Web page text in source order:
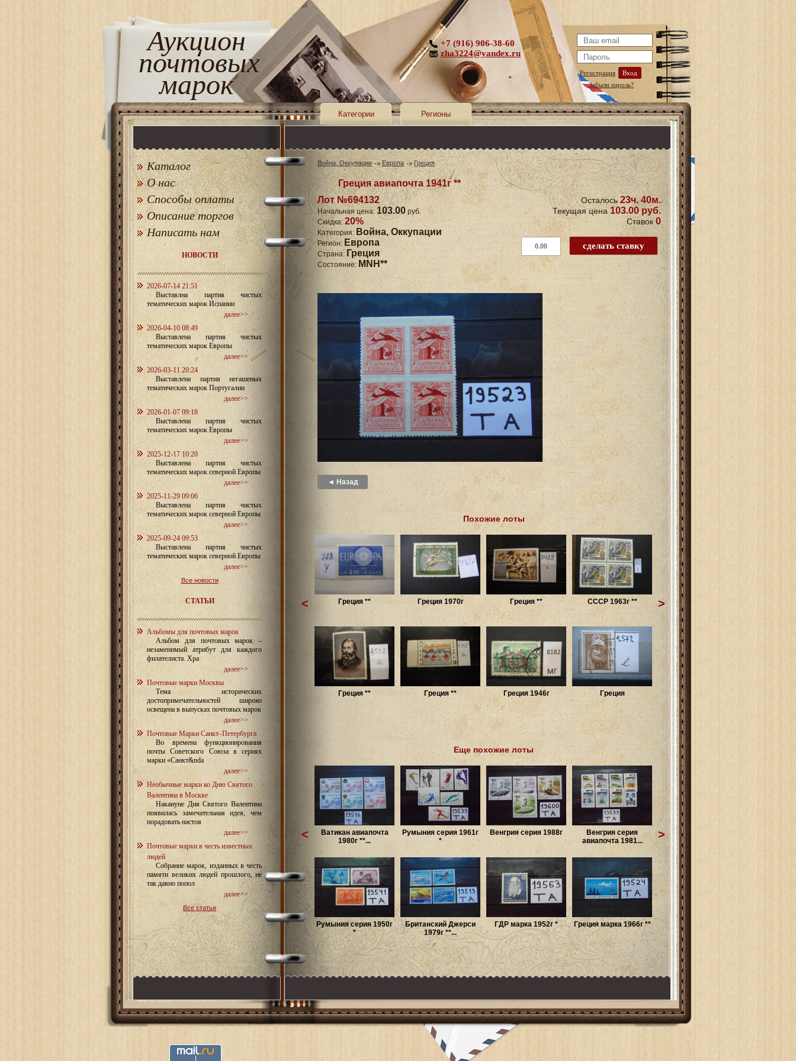
Аукцион
почтовых
марок Регистрация
Вход
Забыли пароль?
+7 (916) 906-38-60
zha3224@yandex.ru
Категории Регионы
Каталог
О нас
Способы оплаты
Описание торгов
Написать нам
НОВОСТИ
2026-07-14 21:51
Выставлна партия чистых
тематических марок Испании
далее>>
2026-04-10 08:49
Выставлена партия чистых
тематических марок Европы
далее>>
2026-03-11 20:24
Выставлена партия негашеных
тематических марок Португалии
далее>>
2026-01-07 09:18
Выставлена партия чистых
тематических марок Европы
далее>>
2025-12-17 10:20
Выставлена партия чистых
тематических марок северной Европы
далее>>
2025-11-29 09:06
Выставлена партия чистых
тематических марок северной Европы
далее>>
2025-09-24 09:53
Выставлена партия чистых
тематических марок северной Европы
далее>>
Все новости
СТАТЬИ
Альбомы для почтовых марок
Альбом для почтовых марок –
незаменимый атрибут для каждого
филателиста. Хра
далее>>
Почтовые марки Москвы
Тема исторических
достопримечательностей широко
освещена в выпусках почтовых марок
далее>>
Почтовые Марки Санкт–Петербурга
Во времена функционирования
почты Советского Союза в сериях
марки «Санкт&nda
далее>>
Необычные марки ко Дню Святого
Валентина в Москве
Накануне Дня Святого Валентина
появилась замечательная идея, чем
порадовать настоя
далее>>
Почтовые марки в честь известных
людей
Собрание марок, изданных в честь
памяти великих людей прошлого, не
так давно попол
далее>>
Все статьи
Война, Оккупации Европа Греция
Греция авиапочта 1941г **
Лот №694132
Начальная цена: 103.00 руб.
Скидка: 20%
Категория: Война, Оккупации
Регион: Европа
Страна: Греция
Состояние: MNH**
Осталось 23ч. 40м.
Текущая цена103.00 руб.
Ставок 0
◄ Назад
Похожие лоты
Греция ** Греция 1970г Греция ** СССР 1963г **
Греция ** Греция ** Греция 1946г Греция
< >
Еще похожие лоты
Ватикан авиапочта
1980г **...
Румыния серия 1961г
*
Венгрия серия 1988г
Венгрия серия
авиапочта 1981...
Румыния серия 1950г
*
Британский Джерси
1979г **...
ГДР марка 1952г * Греция марка 1966г **
< >